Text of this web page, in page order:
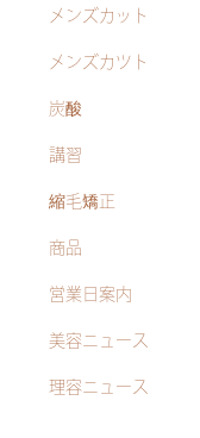
メンズカット
メンズカツト
炭酸
講習
縮毛矯正
商品
営業日案内
美容ニュース
理容ニュース